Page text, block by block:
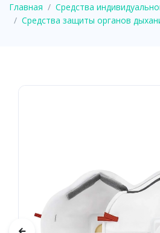
Главная
Средства
Средства защиты органов